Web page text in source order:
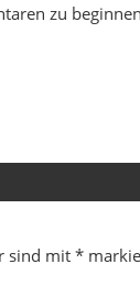
zu
sind mit *